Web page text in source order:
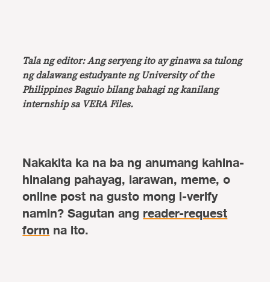
Tala ng editor: Ang seryeng ito ay ginawa sa tulong
ng dalawang estudyante ng University of the
Philippines Baguio bilang bahagi ng kanilang
internship sa VERA Files.
Nakakita ka na ba ng anumang kahina-
hinalang pahayag, larawan, meme, o
online post na gusto mong i-verify
namin? Sagutan angreader-request
formna ito.